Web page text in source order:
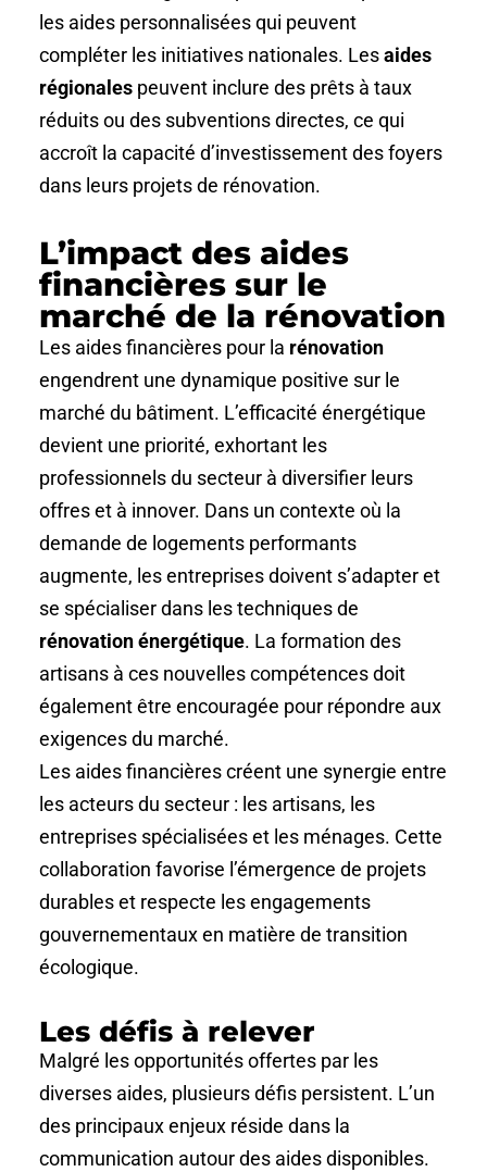
les aides personnalisées qui peuvent
compléter les initiatives nationales. Lesaides
régionales peuvent inclure des prêts à taux
réduits ou des subventions directes, ce qui
accroît la capacité d’investissement des foyers
dans leurs projets de rénovation.
L’impact des aides
financières sur le
marché de la rénovation
Les aides financières pour la rénovation
engendrent une dynamique positive sur le
marché du bâtiment. L’efficacité énergétique
devient une priorité, exhortant les
professionnels du secteur à diversifier leurs
offres et à innover. Dans un contexte où la
demande de logements performants
augmente, les entreprises doivent s’adapter et
se spécialiser dans les techniques de
rénovation énergétique. La formation des
artisans à ces nouvelles compétences doit
également être encouragée pour répondre aux
exigences du marché.
Les aides financières créent une synergie entre
les acteurs du secteur : les artisans, les
entreprises spécialisées et les ménages. Cette
collaboration favorise l’émergence de projets
durables et respecte les engagements
gouvernementaux en matière de transition
écologique.
Les défis à relever
Malgré les opportunités offertes par les
diverses aides, plusieurs défis persistent. L’un
des principaux enjeux réside dans la
communication autour des aides disponibles.